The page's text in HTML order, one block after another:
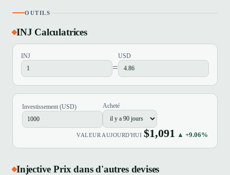
OUTILS
INJ Calculatrices
INJ
=
USD
Investissement (USD) Acheté
VALEUR AUJOURD'HUI $1,091 ▲ +9.06%
Injective Prix dans d'autres devises